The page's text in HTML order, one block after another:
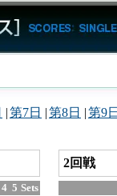
|第7日 |第8日 |第9
4 5 Sets
2回戦